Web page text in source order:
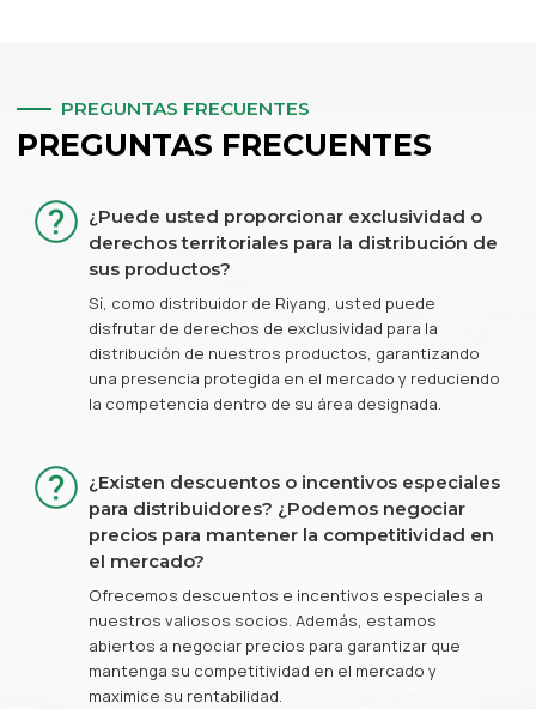
PREGUNTAS FRECUENTES
PREGUNTAS FRECUENTES
¿Puede usted proporcionar exclusividad o
derechos territoriales para la distribución de
sus productos?
Sí, como distribuidor de Riyang, usted puede
disfrutar de derechos de exclusividad para la
distribución de nuestros productos, garantizando
una presencia protegida en el mercado y reduciendo
la competencia dentro de su área designada.
¿Existen descuentos o incentivos especiales
para distribuidores? ¿Podemos negociar
precios para mantener la competitividad en
el mercado?
Ofrecemos descuentos e incentivos especiales a
nuestros valiosos socios. Además, estamos
abiertos a negociar precios para garantizar que
mantenga su competitividad en el mercado y
maximice su rentabilidad.